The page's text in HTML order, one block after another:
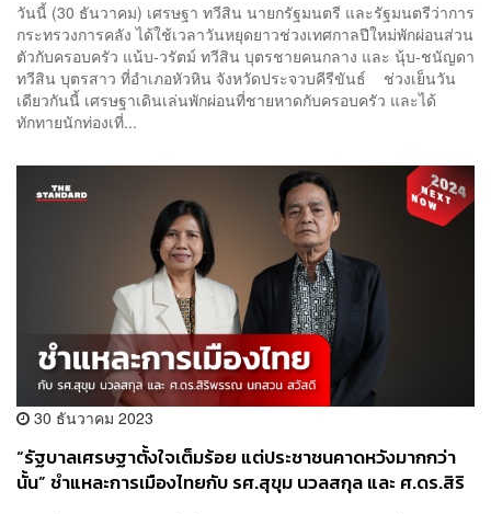
วันนี้ (30 ธันวาคม) เศรษฐา ทวีสิน นายกรัฐมนตรี และรัฐมนตรีว่าการ
กระทรวงการคลัง ได้ใช้เวลาวันหยุดยาวช่วงเทศกาลปีใหม่พักผ่อนส่วน
ตัวกับครอบครัว แน้บ-วรัตม์ ทวีสิน บุตรชายคนกลาง และ นุ้บ-ชนัญดา
ทวีสิน บุตรสาว ที่อำเภอหัวหิน จังหวัดประจวบคีรีขันธ์ ช่วงเย็นวัน
เดียวกันนี้ เศรษฐาเดินเล่นพักผ่อนที่ชายหาดกับครอบครัว และได้
ทักทายนักท่องเที่...
30 ธันวาคม 2023
“รัฐบาลเศรษฐาตั้งใจเต็มร้อย แต่ประชาชนคาดหวังมากกว่า
นั้น” ชำแหละการเมืองไทยกับ รศ.สุขุม นวลสกุล และ ศ.ดร.สิริ